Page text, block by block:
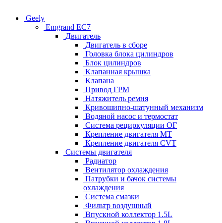
Geely
Emgrand EC7
Двигатель
Двигатель в сборе
Головка блока цилиндров
Блок цилиндров
Клапанная крышка
Клапана
Привод ГРМ
Натяжитель ремня
Кривошипно-шатунный механизм
Водяной насос и термостат
Система рециркуляции ОГ
Крепление двигателя MT
Крепление двигателя CVT
Системы двигателя
Радиатор
Вентилятор охлаждения
Патрубки и бачок системы
охлаждения
Система смазки
Фильтр воздушный
Впускной коллектор 1.5L